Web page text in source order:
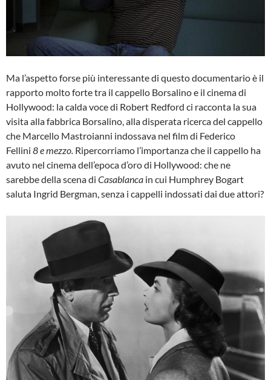
Ma l’aspetto forse più interessante di questo documentario è il
rapporto molto forte tra il cappello Borsalino e il cinema di
Hollywood: la calda voce di Robert Redford ci racconta la sua
visita alla fabbrica Borsalino, alla disperata ricerca del cappello
che Marcello Mastroianni indossava nel film di Federico
Fellini 8 e mezzo. Ripercorriamo l’importanza che il cappello ha
avuto nel cinema dell’epoca d’oro di Hollywood: che ne
sarebbe della scena di Casablanca in cui Humphrey Bogart
saluta Ingrid Bergman, senza i cappelli indossati dai due attori?